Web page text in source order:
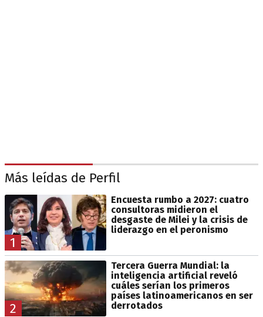
Más leídas de Perfil
1
Encuesta rumbo a 2027: cuatro
consultoras midieron el
desgaste de Milei y la crisis de
liderazgo en el peronismo
2
Tercera Guerra Mundial: la
inteligencia artificial reveló
cuáles serían los primeros
países latinoamericanos en ser
derrotados